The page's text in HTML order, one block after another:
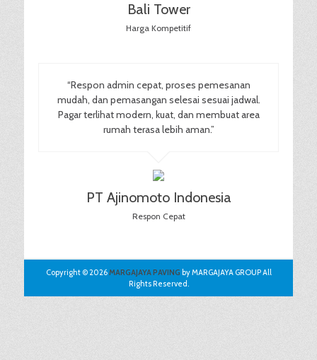
Bali Tower
Harga Kompetitif
“Respon admin cepat, proses pemesanan
mudah, dan pemasangan selesai sesuai jadwal.
Pagar terlihat modern, kuat, dan membuat area
rumah terasa lebih aman.”
PT Ajinomoto Indonesia
Respon Cepat
Copyright © 2026MARGAJAYA PAVING by MARGAJAYA GROUP All
Rights Reserved.